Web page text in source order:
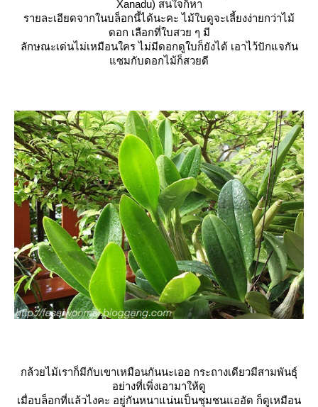
Xanadu) สนใจก็หา
รายละเอียดจากในบล็อกนี้ได้นะคะ ไม้ใบดูจะเลี้ยงง่ายกว่าไม้
ดอก เลือกที่ใบสวย ๆ มี
ลักษณะเด่นไม่เหมือนใคร ไม่มีดอกดูใบก็ยังได้ เอาไว้ปักแจกัน
ซมกับดอกไม้ก็สวยดี
กล้วยไม้เราก็มีกับเขาเหมือนกันนะเออ กระถางเดียวมีสามพันธุ์
อย่างที่เพิ่งเอามาให้ดู
เมื่อบล็อกที่แล้วไงคะ อยู่กันหนาแน่นเป็นชุมชนแออัด ก็ดูเหมือน